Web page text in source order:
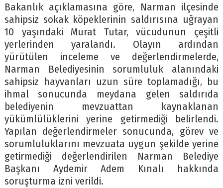
Bakanlık açıklamasına göre, Narman ilçesinde
sahipsiz sokak köpeklerinin saldırısına uğrayan
10 yaşındaki Murat Tutar, vücudunun çeşitli
yerlerinden yaralandı. Olayın ardından
yürütülen inceleme ve değerlendirmelerde,
Narman Belediyesinin sorumluluk alanındaki
sahipsiz hayvanları uzun süre toplamadığı, bu
ihmal sonucunda meydana gelen saldırıda
belediyenin mevzuattan kaynaklanan
yükümlülüklerini yerine getirmediği belirlendi.
Yapılan değerlendirmeler sonucunda, görev ve
sorumluluklarını mevzuata uygun şekilde yerine
getirmediği değerlendirilen Narman Belediye
Başkanı Aydemir Adem Kınalı hakkında
soruşturma izni verildi.